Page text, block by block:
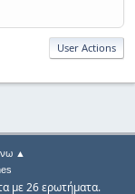
User Actions
▲
με 26 ερωτήματα.